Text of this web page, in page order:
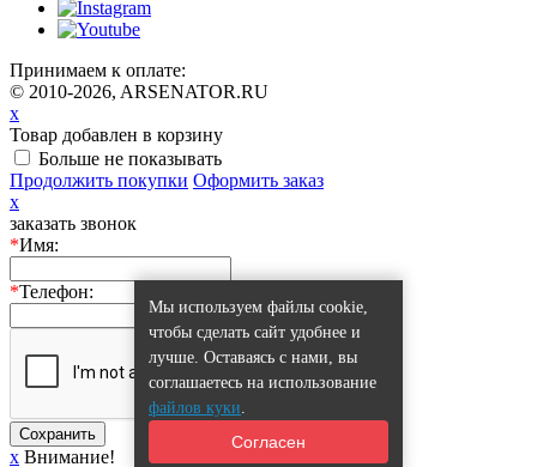
Мы используем файлы cookie,
чтобы сделать сайт удобнее и
лучше. Оставаясь с нами, вы
соглашаетесь на использование
файлов куки.
Согласен
Принимаем к оплате:
© 2010-2026, ARSENATOR.RU
x
Товар добавлен в корзину
Больше не показывать
Продолжить покупки Оформить заказ
x
заказать звонок
*Имя:
*Телефон:
Сохранить
x Внимание!